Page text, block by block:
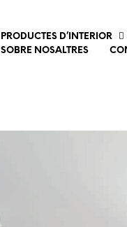
PRODUCTES D’INTERIOR
SOBRE NOSALTRES